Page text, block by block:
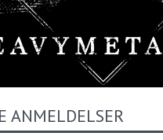
ANMELDELSER